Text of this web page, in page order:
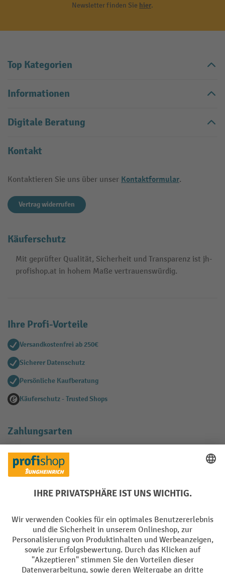
Newsletter finden Sie hier.
Top Kategorien
Informationen
Digitale Beratung
Kontakt
Kontaktieren Sie uns über unser Kontaktformular.
Vertrag widerrufen
Käuferschutz
Mit geprüfter Qualität, Sicherheit und Transparenz ist jh-
profishop.at in hohem Maße vertrauenswürdig.
Ihre Profi-Vorteile
Versandkostenfrei ab 250€
Sicherer Datenschutz
Persönliche Kaufberatung
Käuferschutz - Trusted Shops
Zahlungsarten
Creditcard (Master)
Facebook
YouTube
LinkedIn
Instagram